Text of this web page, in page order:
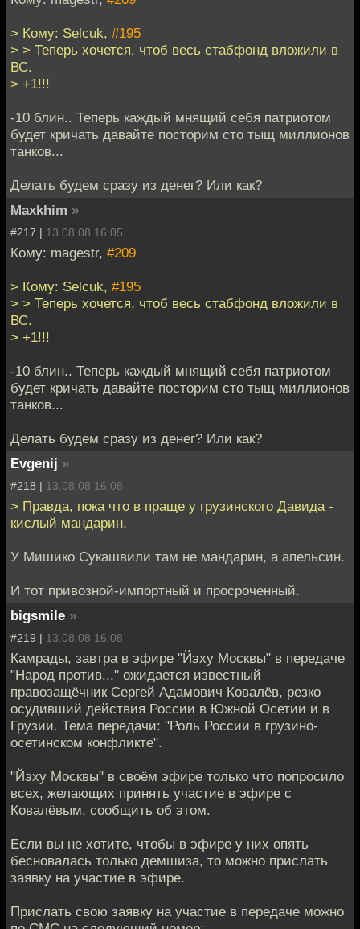
> Кому: Selcuk, #195
> > Теперь хочется, чтоб весь стабфонд вложили в
ВС.
> +1!!!
-10 блин.. Теперь каждый мнящий себя патриотом
будет кричать давайте посторим сто тыщ миллионов
танков...
Делать будем сразу из денег? Или как?
Maxkhim »
#217 | 13.08.08 16:05
Кому: magestr, #209
> Кому: Selcuk, #195
> > Теперь хочется, чтоб весь стабфонд вложили в
ВС.
> +1!!!
-10 блин.. Теперь каждый мнящий себя патриотом
будет кричать давайте посторим сто тыщ миллионов
танков...
Делать будем сразу из денег? Или как?
Evgenij »
#218 | 13.08.08 16:08
> Правда, пока что в праще у грузинского Давида -
кислый мандарин.
У Мишико Сукашвили там не мандарин, а апельсин.
И тот привозной-импортный и просроченный.
bigsmile »
#219 | 13.08.08 16:08
Камрады, завтра в эфире "Йэху Москвы" в передаче
"Народ против..." ожидается известный
правозащёчник Сергей Адамович Ковалёв, резко
осудивший действия России в Южной Осетии и в
Грузии. Тема передачи: "Роль России в грузино-
осетинском конфликте".
"Йэху Москвы" в своём эфире только что попросило
всех, желающих принять участие в эфире с
Ковалёвым, сообщить об этом.
Если вы не хотите, чтобы в эфире у них опять
бесновалась только демшиза, то можно прислать
заявку на участие в эфире.
Прислать свою заявку на участие в передаче можно